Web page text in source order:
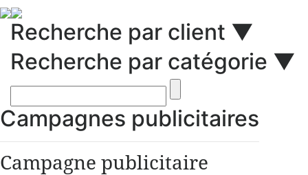
Recherche par client ▼
Recherche par catégorie ▼
Campagnes publicitaires
Campagne publicitaire